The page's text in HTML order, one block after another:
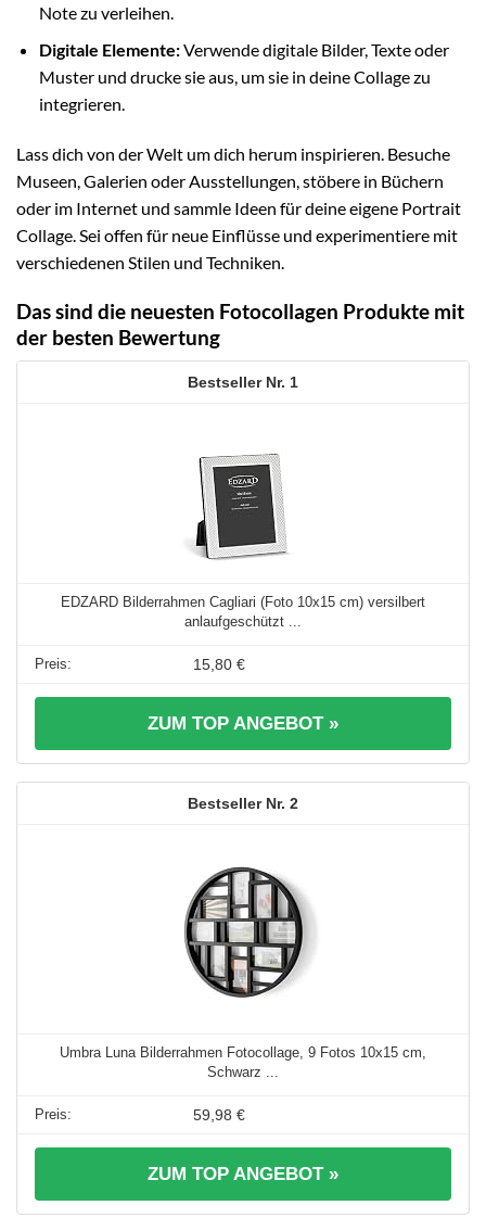
Note zu verleihen.
Digitale Elemente:Verwende digitale Bilder, Texte oder
Muster und drucke sie aus, um sie in deine Collage zu
integrieren.
Lass dich von der Welt um dich herum inspirieren. Besuche
Museen, Galerien oder Ausstellungen, stöbere in Büchern
oder im Internet und sammle Ideen für deine eigene Portrait
Collage. Sei offen für neue Einflüsse und experimentiere mit
verschiedenen Stilen und Techniken.
Das sind die neuesten Fotocollagen Produkte mit
der besten Bewertung
1
EDZARD Bilderrahmen Cagliari (Foto 10x15 cm) versilbert
anlaufgeschützt ...
15,80 €
ZUM TOP ANGEBOT »
2
Umbra Luna Bilderrahmen Fotocollage, 9 Fotos 10x15 cm,
Schwarz ...
59,98 €
ZUM TOP ANGEBOT »